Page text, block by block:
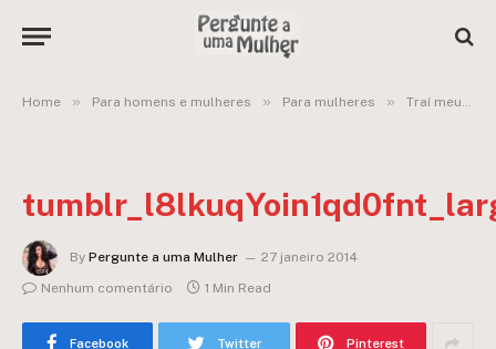
Home » Para homens e mulheres » Para mulheres » Traí meu marido e estou apaixonada pelo meu amante!
By Pergunte a uma Mulher
27 janeiro 2014
Nenhum comentário
1 Min Read
Facebook Twitter Pinterest